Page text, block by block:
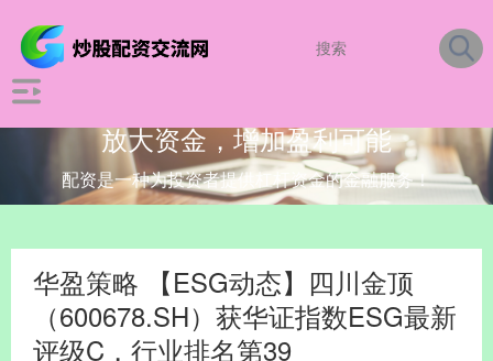
放大资金，增加盈利可能
配资是一种为投资者提供杠杆资金的金融服务！
华盈策略 【ESG动态】四川金顶
（600678.SH）获华证指数ESG最新
评级C，行业排名第39